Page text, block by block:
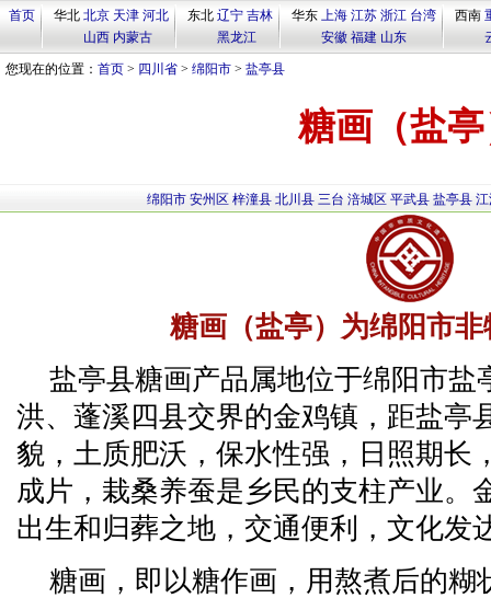
首页 华北 北京 天津 河北
山西 内蒙古
东北 辽宁 吉林
黑龙江
华东 上海 江苏 浙江 台湾
安徽 福建 山东
西南
您现在的位置： 首页 > 四川省 > 绵阳市 > 盐亭县
糖画（盐
绵阳市 安州区 梓潼县 北川县 三台 涪城区 平武县 盐亭县
糖画（盐亭）为绵阳市
盐亭县糖画产品属地位于绵阳市盐
洪、蓬溪四县交界的金鸡镇，距盐亭
貌，土质肥沃，保水性强，日照期长
成片，栽桑养蚕是乡民的支柱产业。
出生和归葬之地，交通便利，文化发
糖画，即以糖作画，用熬煮后的糊